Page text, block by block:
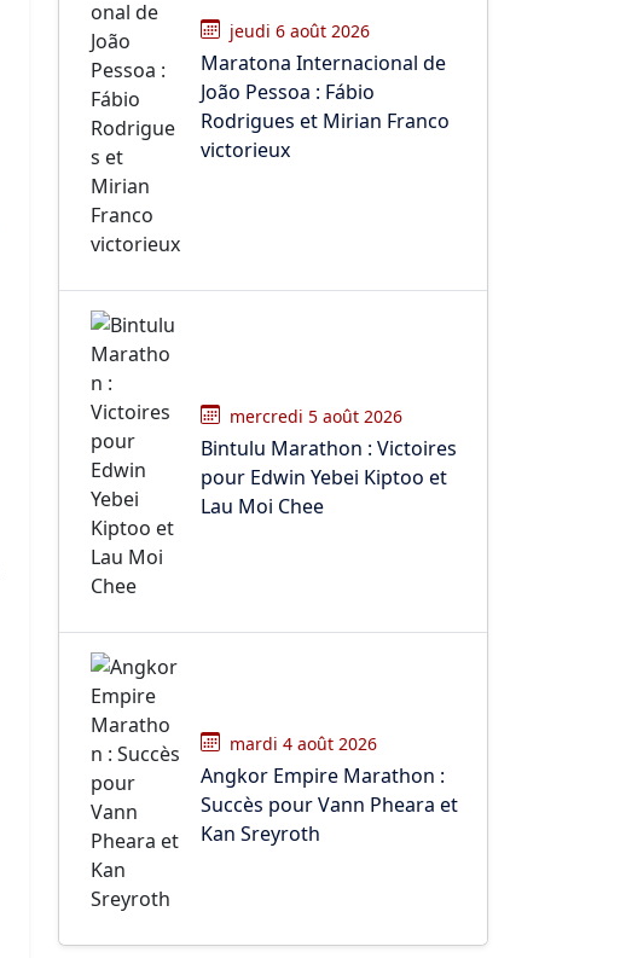
jeudi 6 août 2026
Maratona Internacional de
João Pessoa : Fábio
Rodrigues et Mirian Franco
victorieux
mercredi 5 août 2026
Bintulu Marathon : Victoires
pour Edwin Yebei Kiptoo et
Lau Moi Chee
mardi 4 août 2026
Angkor Empire Marathon :
Succès pour Vann Pheara et
Kan Sreyroth